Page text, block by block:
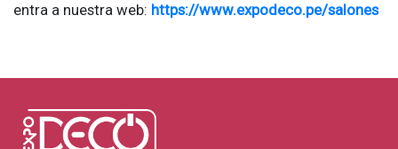
entra a nuestra web: https://www.expodeco.pe/salones